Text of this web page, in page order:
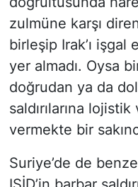
zulmüne karşı
birleşip Irak’ı işgal
yer almadı. Oysa
doğrudan ya da
saldırılarına
vermekte bir
Suriye’de de